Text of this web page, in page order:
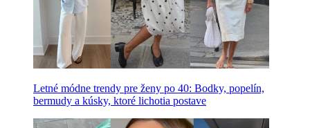
Letné módne trendy pre ženy po 40: Bodky, popelín,
bermudy a kúsky, ktoré lichotia postave